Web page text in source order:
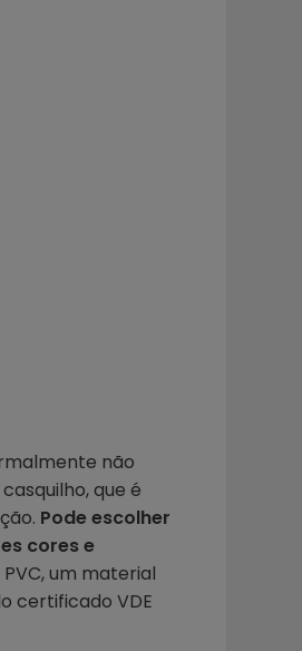
não
que é
Pode escolher
cores e
um material
certificado VDE